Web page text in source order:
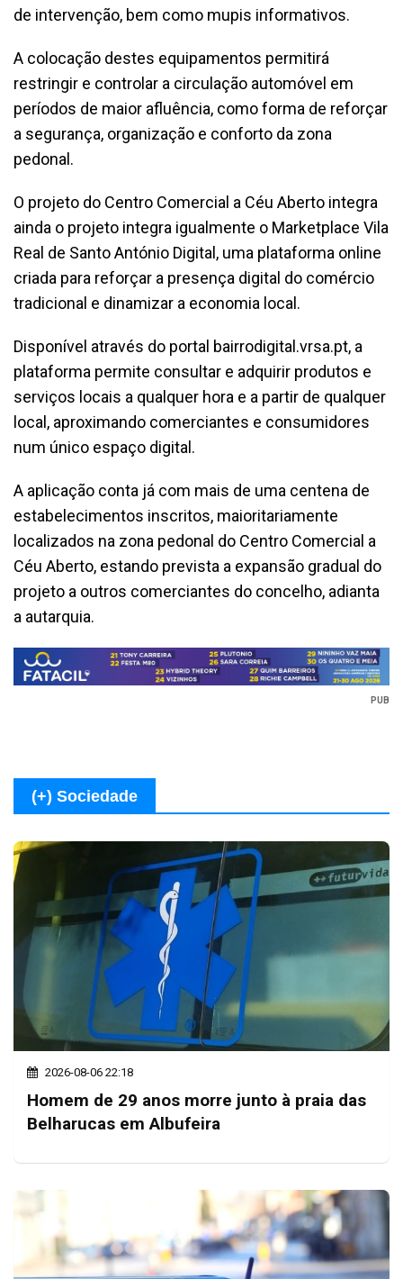
de intervenção, bem como mupis informativos.
A colocação destes equipamentos permitirá
restringir e controlar a circulação automóvel em
períodos de maior afluência, como forma de reforçar
a segurança, organização e conforto da zona
pedonal.
O projeto do Centro Comercial a Céu Aberto integra
ainda o projeto integra igualmente o Marketplace Vila
Real de Santo António Digital, uma plataforma online
criada para reforçar a presença digital do comércio
tradicional e dinamizar a economia local.
Disponível através do portal bairrodigital.vrsa.pt, a
plataforma permite consultar e adquirir produtos e
serviços locais a qualquer hora e a partir de qualquer
local, aproximando comerciantes e consumidores
num único espaço digital.
A aplicação conta já com mais de uma centena de
estabelecimentos inscritos, maioritariamente
localizados na zona pedonal do Centro Comercial a
Céu Aberto, estando prevista a expansão gradual do
projeto a outros comerciantes do concelho, adianta
a autarquia.
PUB
(+) Sociedade
2026-08-06 22:18
Homem de 29 anos morre junto à praia das
Belharucas em Albufeira